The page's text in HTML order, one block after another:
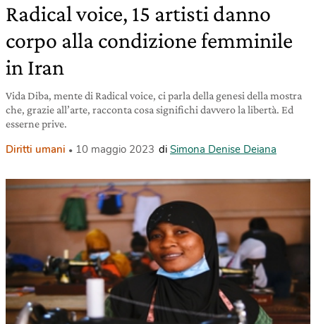
Radical voice, 15 artisti danno
corpo alla condizione femminile
in Iran
Vida Diba, mente di Radical voice, ci parla della genesi della mostra
che, grazie all’arte, racconta cosa significhi davvero la libertà. Ed
esserne prive.
Diritti umani 10 maggio 2023 di Simona Denise Deiana